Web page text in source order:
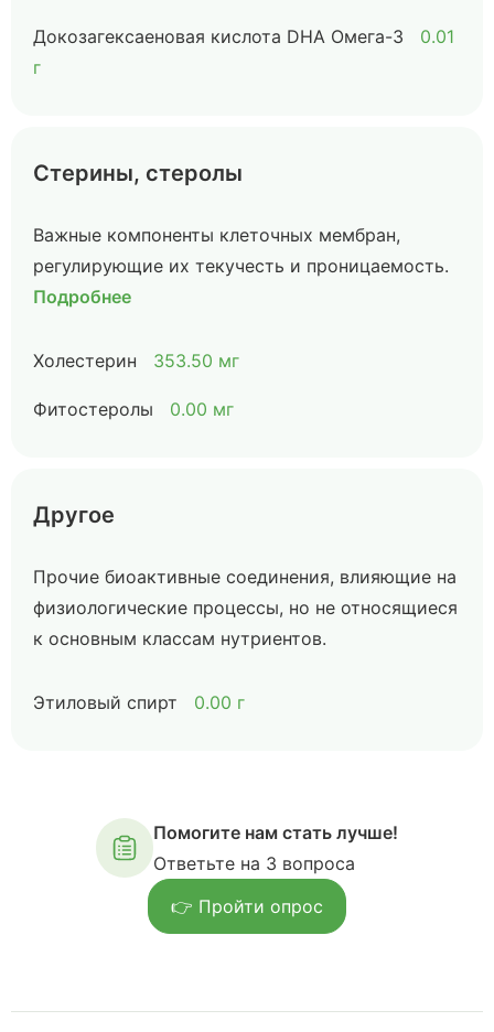
Докозагексаеновая кислота DHA Омега-3
0.01
г
Стерины, стеролы
Важные компоненты клеточных мембран,
регулирующие их текучесть и проницаемость.
Подробнее
Холестерин 353.50 мг
Фитостеролы 0.00 мг
Другое
Прочие биоактивные соединения, влияющие на
физиологические процессы, но не относящиеся
к основным классам нутриентов.
Этиловый спирт 0.00 г
Помогите нам стать лучше!
Ответьте на 3 вопроса
👉 Пройти опрос